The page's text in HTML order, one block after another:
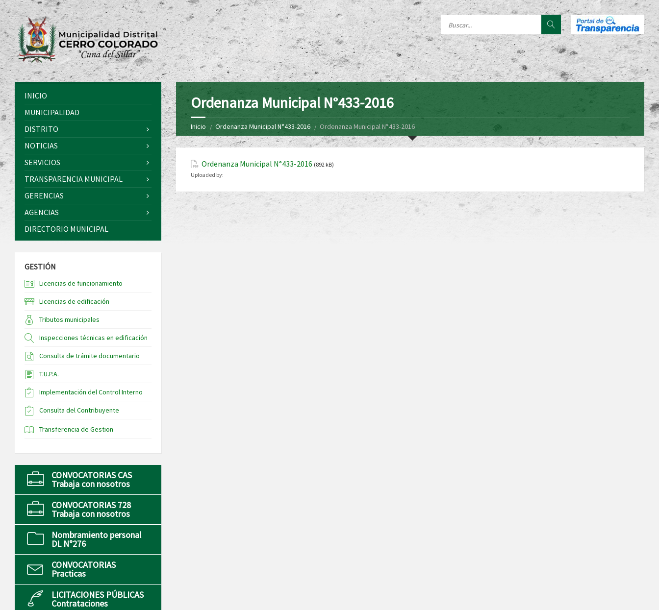
Ordenanza Municipal N°433-2016
Inicio Ordenanza Municipal N°433-2016 Ordenanza Municipal N°433-2016
Ordenanza Municipal N°433-2016 (892 kB)
Uploaded by:
INICIO
MUNICIPALIDAD
DISTRITO
NOTICIAS
SERVICIOS
TRANSPARENCIA MUNICIPAL
GERENCIAS
AGENCIAS
DIRECTORIO MUNICIPAL
GESTIÓN
Licencias de funcionamiento
Licencias de edificación
Tributos municipales
Inspecciones técnicas en edificación
Consulta de trámite documentario
T.U.P.A.
Implementación del Control Interno
Consulta del Contribuyente
Transferencia de Gestion
CONVOCATORIAS CAS
Trabaja con nosotros
CONVOCATORIAS 728
Trabaja con nosotros
Nombramiento personal
DL N°276
CONVOCATORIAS
Practicas
LICITACIONES PÚBLICAS
Contrataciones